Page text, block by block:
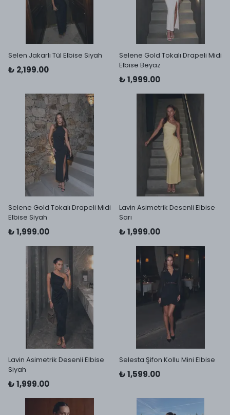
Selen Jakarlı Tül Elbise Siyah
₺ 2,199.00
Selene Gold Tokalı Drapeli Midi
Elbise Beyaz
₺ 1,999.00
Selene Gold Tokalı Drapeli Midi
Elbise Siyah
₺ 1,999.00
Lavin Asimetrik Desenli Elbise
Sarı
₺ 1,999.00
Lavin Asimetrik Desenli Elbise
Siyah
₺ 1,999.00
Selesta Şifon Kollu Mini Elbise
₺ 1,599.00